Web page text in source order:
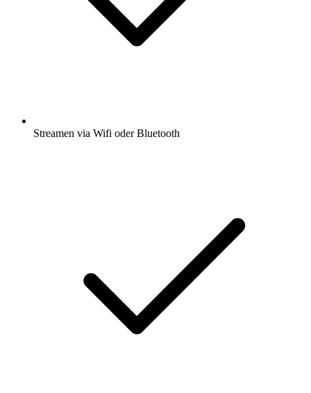
Streamen via Wifi oder Bluetooth